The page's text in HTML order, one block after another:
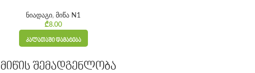
ნიადაგი, მიწა N1
₾8.00
ᲙᲐᲚᲐᲗᲐᲨᲘ ᲓᲐᲛᲐᲢᲔᲑᲐ
მიწის შემადგენლობა